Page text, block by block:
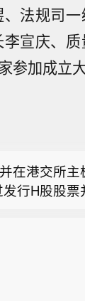
法规司
宣庆、
参加成立大
：宝莱特
转债，债
在港交所
行H股股